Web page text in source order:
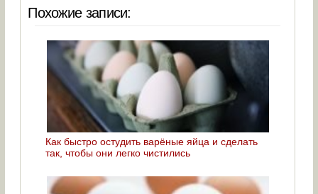
Похожие записи:
Как быстро остудить варёные яйца и сделать
так, чтобы они легко чистились